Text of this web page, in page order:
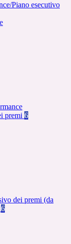
Piano esecutivo
premi 6
dei premi (da
6